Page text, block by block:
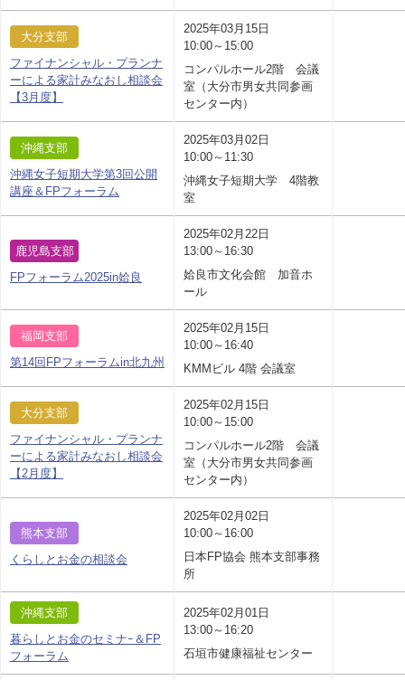
大分支部
ファイナンシャル・プランナ
ーによる家計みなおし相談会
【3月度】
2025年03月15日
10:00～15:00
コンパルホール2階 会議
室（大分市男女共同参画
センター内）
沖縄支部
沖縄女子短期大学第3回公開
講座＆FPフォーラム
2025年03月02日
10:00～11:30
沖縄女子短期大学 4階教
室
鹿児島支部
FPフォーラム2025in姶良
2025年02月22日
13:00～16:30
姶良市文化会館 加音ホ
ール
福岡支部
第14回FPフォーラムin北九州
2025年02月15日
10:00～16:40
KMMビル 4階 会議室
大分支部
ファイナンシャル・プランナ
ーによる家計みなおし相談会
【2月度】
2025年02月15日
10:00～15:00
コンパルホール2階 会議
室（大分市男女共同参画
センター内）
熊本支部
くらしとお金の相談会
2025年02月02日
10:00～16:00
日本FP協会 熊本支部事務
所
沖縄支部
暮らしとお金のセミナｰ＆FP
フォーラム
2025年02月01日
13:00～16:20
石垣市健康福祉センター